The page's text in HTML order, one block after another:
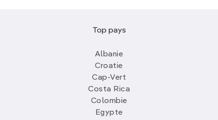
Top pays
Albanie
Croatie
Cap-Vert
Costa Rica
Colombie
Egypte